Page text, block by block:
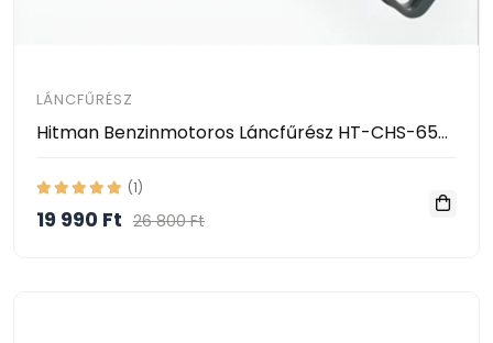
LÁNCFŰRÉSZ
Hitman Benzinmotoros Láncfűrész HT-CHS-6544x
(1)
19 990 Ft 26 800 Ft